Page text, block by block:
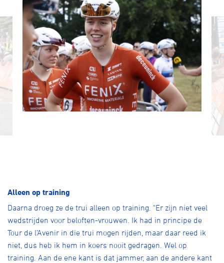
Alleen op training
Daarna droeg ze de trui alleen op training. "Er zijn niet veel
wedstrijden voor beloften-vrouwen. Ik had in principe de
Tour de l’Avenir in die trui mogen rijden, maar daar reed ik
niet, dus heb ik hem in koers nooit gedragen. Wel op
training. Aan de ene kant is dat jammer, aan de andere kant